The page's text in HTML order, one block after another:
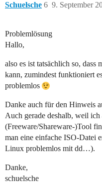
Schuelsche 9. September
6
Problemlösung
Hallo,
also es ist tatsächlich so, dass
kann, zumindest funktioniert
problemlos
Danke auch für den Hinweis
Auch gerade deshalb, weil
(Freeware/Shareware-)Tool
man eine einfache ISO-Datei
Linux problemlos mit dd…).
Danke,
schuelsche